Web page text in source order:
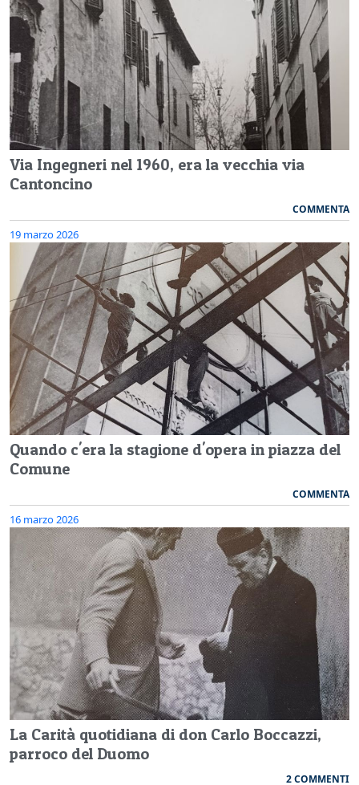
Via Ingegneri nel 1960, era la vecchia via
Cantoncino
COMMENTA
19 marzo 2026
Quando c'era la stagione d'opera in piazza del
Comune
COMMENTA
16 marzo 2026
La Carità quotidiana di don Carlo Boccazzi,
parroco del Duomo
2 COMMENTI